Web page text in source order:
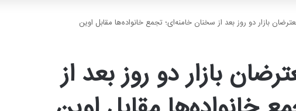
بازار دو روز بعد از سخنان خامنه‌ای؛ تجمع خانواده‌ها مقابل اوین
بازار دو روز بعد از